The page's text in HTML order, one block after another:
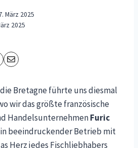
März 2025
2025
Bretagne führte uns diesmal
wir das größte französische
HandelsunternehmenFuric
beeindruckender Betrieb mit
Herz jedes Fischliebhabers